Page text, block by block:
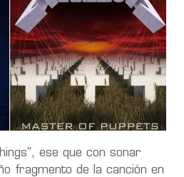
ese que con sonar
fragmento de la canción en